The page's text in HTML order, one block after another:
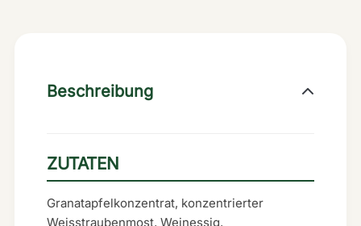
Beschreibung
ZUTATEN
Granatapfelkonzentrat, konzentrierter
Weisstraubenmost, Weinessig.